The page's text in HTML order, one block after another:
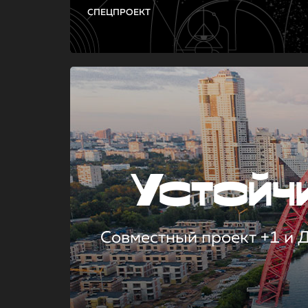
СПЕЦПРОЕКТ
Совместный проект +1 и